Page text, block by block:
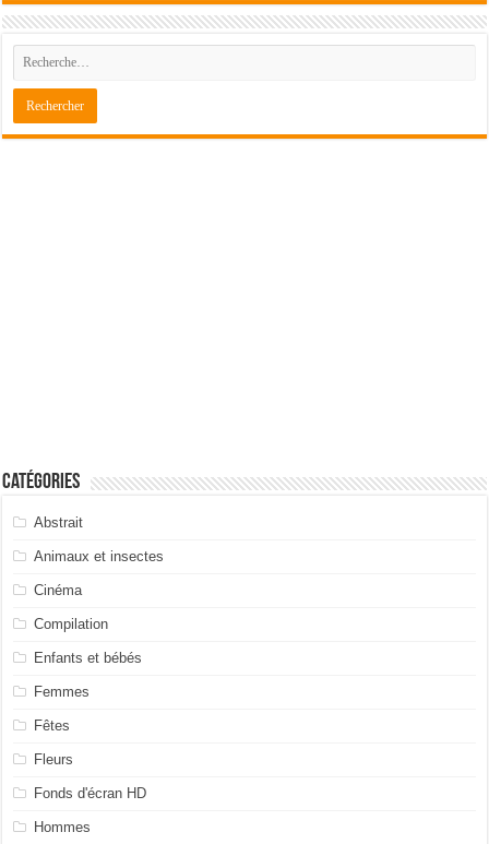
Catégories
Abstrait
Animaux et insectes
Cinéma
Compilation
Enfants et bébés
Femmes
Fêtes
Fleurs
Fonds d'écran HD
Hommes